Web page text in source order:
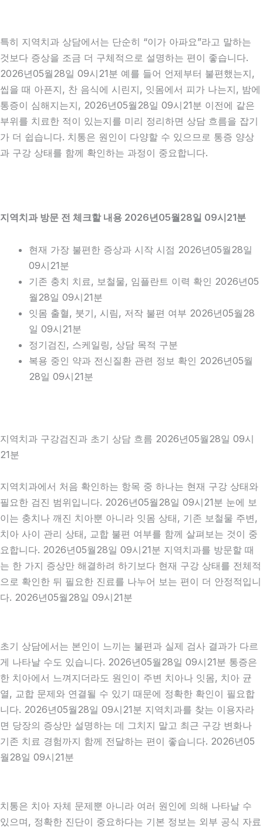
특히 지역치과 상담에서는 단순히 “이가 아파요”라고 말하는
것보다 증상을 조금 더 구체적으로 설명하는 편이 좋습니다.
2026년05월28일 09시21분 예를 들어 언제부터 불편했는지,
씹을 때 아픈지, 찬 음식에 시린지, 잇몸에서 피가 나는지, 밤에
통증이 심해지는지, 2026년05월28일 09시21분 이전에 같은
부위를 치료한 적이 있는지를 미리 정리하면 상담 흐름을 잡기
가 더 쉽습니다. 치통은 원인이 다양할 수 있으므로 통증 양상
과 구강 상태를 함께 확인하는 과정이 중요합니다.
지역치과 방문 전 체크할 내용 2026년05월28일 09시21분
현재 가장 불편한 증상과 시작 시점 2026년05월28일
09시21분
기존 충치 치료, 보철물, 임플란트 이력 확인 2026년05
월28일 09시21분
잇몸 출혈, 붓기, 시림, 저작 불편 여부 2026년05월28
일 09시21분
정기검진, 스케일링, 상담 목적 구분
복용 중인 약과 전신질환 관련 정보 확인 2026년05월
28일 09시21분
지역치과 구강검진과 초기 상담 흐름 2026년05월28일 09시
21분
지역치과에서 처음 확인하는 항목 중 하나는 현재 구강 상태와
필요한 검진 범위입니다. 2026년05월28일 09시21분 눈에 보
이는 충치나 깨진 치아뿐 아니라 잇몸 상태, 기존 보철물 주변,
치아 사이 관리 상태, 교합 불편 여부를 함께 살펴보는 것이 중
요합니다. 2026년05월28일 09시21분 지역치과를 방문할 때
는 한 가지 증상만 해결하려 하기보다 현재 구강 상태를 전체적
으로 확인한 뒤 필요한 진료를 나누어 보는 편이 더 안정적입니
다. 2026년05월28일 09시21분
초기 상담에서는 본인이 느끼는 불편과 실제 검사 결과가 다르
게 나타날 수도 있습니다. 2026년05월28일 09시21분 통증은
한 치아에서 느껴지더라도 원인이 주변 치아나 잇몸, 치아 균
열, 교합 문제와 연결될 수 있기 때문에 정확한 확인이 필요합
니다. 2026년05월28일 09시21분 지역치과를 찾는 이용자라
면 당장의 증상만 설명하는 데 그치지 말고 최근 구강 변화나
기존 치료 경험까지 함께 전달하는 편이 좋습니다. 2026년05
월28일 09시21분
치통은 치아 자체 문제뿐 아니라 여러 원인에 의해 나타날 수
있으며, 정확한 진단이 중요하다는 기본 정보는 외부 공식 자료